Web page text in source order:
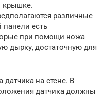
крышке.
различные
панели есть
при помощи ножа
дырку, достаточную для
датчика на стене. В
датчика должны